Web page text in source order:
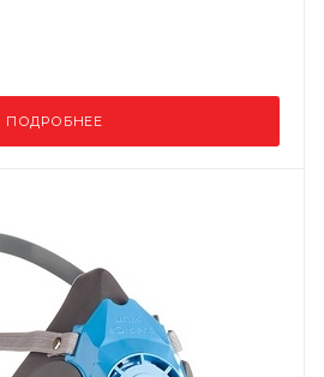
ПОДРОБНЕЕ